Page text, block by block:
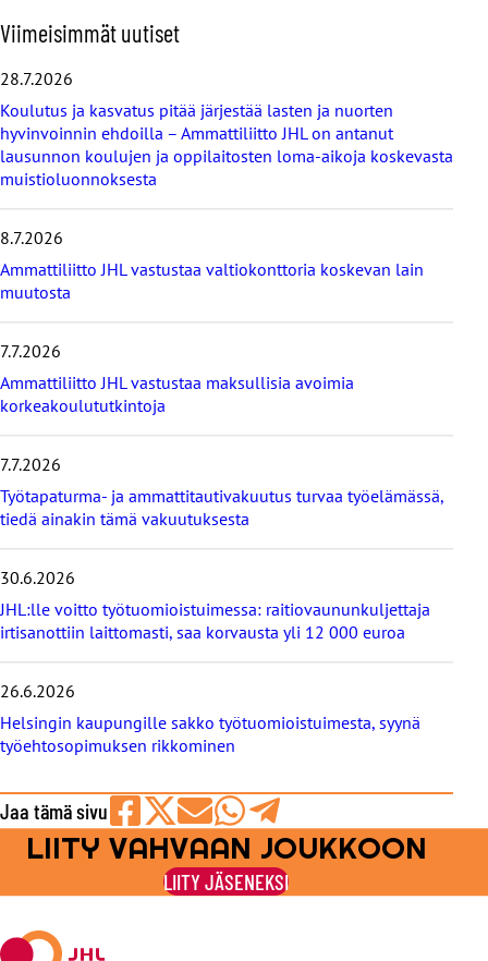
O
h
i
t
a
v
i
i
i
s
i
ä
t
u
u
t
i
e
t
Viimeisimmät uutiset
28.7.2026
Koulutus ja kasvatus pitää järjestää lasten ja nuorten
hyvinvoinnin ehdoilla – Ammattiliitto JHL on antanut
lausunnon koulujen ja oppilaitosten loma-aikoja koskevasta
muistioluonnoksesta
8.7.2026
Ammattiliitto JHL vastustaa valtiokonttoria koskevan lain
muutosta
7.7.2026
Ammattiliitto JHL vastustaa maksullisia avoimia
korkeakoulututkintoja
7.7.2026
Työtapaturma- ja ammattitautivakuutus turvaa työelämässä,
tiedä ainakin tämä vakuutuksesta
30.6.2026
JHL:lle voitto työtuomioistuimessa: raitiovaununkuljettaja
irtisanottiin laittomasti, saa korvausta yli 12 000 euroa
26.6.2026
Helsingin kaupungille sakko työtuomioistuimesta, syynä
työehtosopimuksen rikkominen
Jaa tämä sivu
Jaa
Facebookissa
Jaa
viestipalvelu
X:ssä
Jaa
sähköpostilla
Jaa
WhatsAppilla
Jaa
Telegramilla
LIITY VAHVAAN JOUKKOON
LIITY JÄSENEKSI